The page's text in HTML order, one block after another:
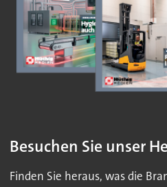
Besuchen Sie unser
Finden Sie heraus, was die